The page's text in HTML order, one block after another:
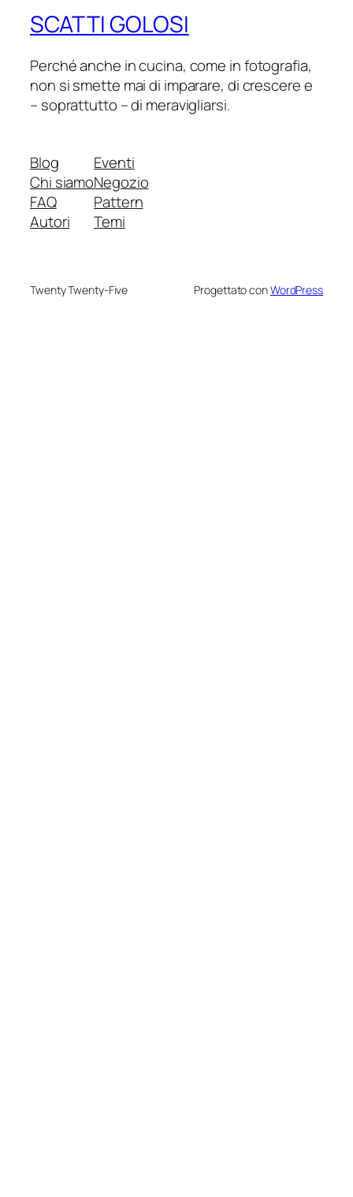
SCATTI GOLOSI
Perché anche in cucina, come in fotografia,
non si smette mai di imparare, di crescere e
– soprattutto – di meravigliarsi.
Blog
Chi siamo
FAQ
Autori
Eventi
Negozio
Pattern
Temi
Twenty Twenty-Five Progettato conWordPress